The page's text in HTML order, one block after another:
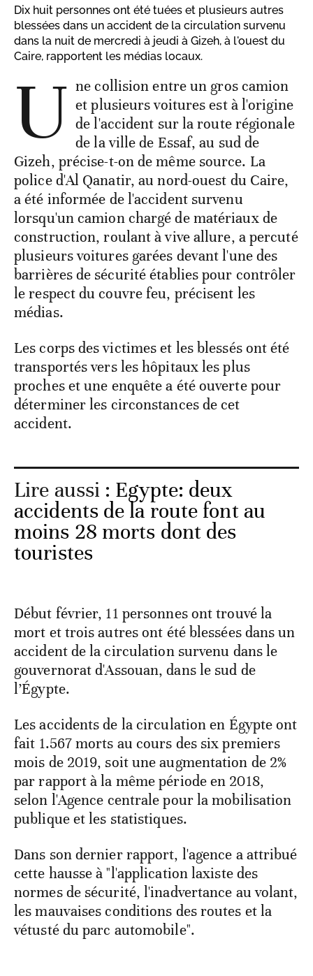
Dix huit personnes ont été tuées et plusieurs autres
blessées dans un accident de la circulation survenu
dans la nuit de mercredi à jeudi à Gizeh, à l'ouest du
Caire, rapportent les médias locaux.
U ne collision entre un gros camion
et plusieurs voitures est à l'origine
de l'accident sur la route régionale
de la ville de Essaf, au sud de
Gizeh, précise-t-on de même source. La
police d'Al Qanatir, au nord-ouest du Caire,
a été informée de l'accident survenu
lorsqu'un camion chargé de matériaux de
construction, roulant à vive allure, a percuté
plusieurs voitures garées devant l'une des
barrières de sécurité établies pour contrôler
le respect du couvre feu, précisent les
médias.
Les corps des victimes et les blessés ont été
transportés vers les hôpitaux les plus
proches et une enquête a été ouverte pour
déterminer les circonstances de cet
accident.
Lire aussi : Egypte: deux
accidents de la route font au
moins 28 morts dont des
touristes
Début février, 11 personnes ont trouvé la
mort et trois autres ont été blessées dans un
accident de la circulation survenu dans le
gouvernorat d'Assouan, dans le sud de
l’Égypte.
Les accidents de la circulation en Égypte ont
fait 1.567 morts au cours des six premiers
mois de 2019, soit une augmentation de 2%
par rapport à la même période en 2018,
selon l'Agence centrale pour la mobilisation
publique et les statistiques.
Dans son dernier rapport, l'agence a attribué
cette hausse à "l'application laxiste des
normes de sécurité, l'inadvertance au volant,
les mauvaises conditions des routes et la
vétusté du parc automobile".